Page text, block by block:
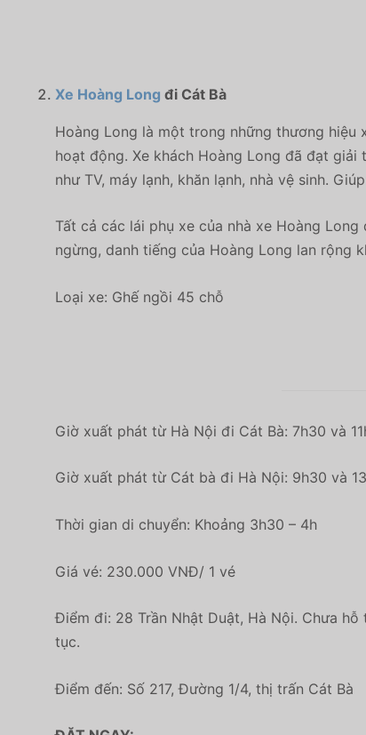
Xe Hoàng Long đi Cát Bà
Hoàng Long là một trong những thương hiệu
hoạt động. Xe khách Hoàng Long đã đạt
như TV, máy lạnh, khăn lạnh, nhà vệ sinh.
Tất cả các lái phụ xe của nhà xe Hoàng
ngừng, danh tiếng của Hoàng Long lan rộng
Loại xe: Ghế ngồi 45 chỗ
Giờ xuất phát từ Hà Nội đi Cát Bà: 7h30 và
Giờ xuất phát từ Cát bà đi Hà Nội: 9h30 và
Thời gian di chuyển: Khoảng 3h30 – 4h
Giá vé: 230.000 VNĐ/ 1 vé
Điểm đi: 28 Trần Nhật Duật, Hà Nội. Chưa
tục.
Điểm đến: Số 217, Đường 1/4, thị trấn Cát Bà